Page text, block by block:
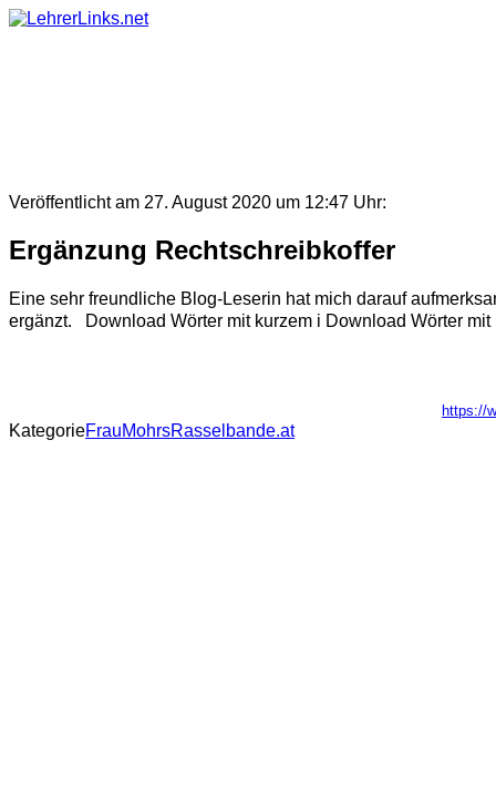
Skip
Veröffentlicht am 27. August 2020 um 12:47 Uhr:
Ergänzung Rechtschreibkoffer
Eine sehr freundliche Blog-Leserin hat mich darauf
ergänzt. Download Wörter mit kurzem i Download Wörter
https://
KategorieFrauMohrsRasselbande.at